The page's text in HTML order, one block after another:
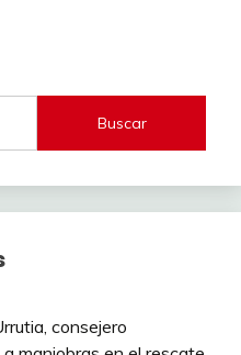
consejero